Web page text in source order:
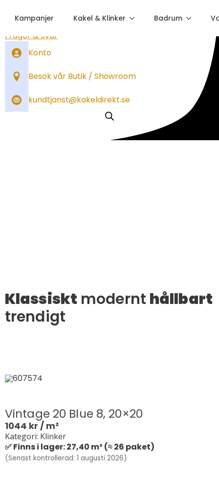
Sök order
Frågor & Svar
Konto
Besök vår Butik / Showroom
kundtjanst@kakeldirekt.se
Kampanjer Kakel & Klinker Badrum
Klassiskt modernt hållbart
trendigt
Vintage 20 Blue 8, 20×20
1044 kr / m²
Kategori: Klinker
✅ Finns i lager: 27,40 m² (≈ 26 paket)
(Senast kontrollerad: 1 augusti 2026)